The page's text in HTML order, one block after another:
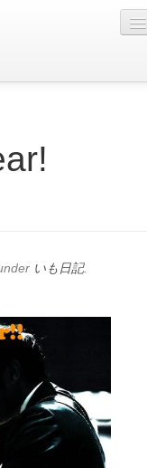
いも日記.